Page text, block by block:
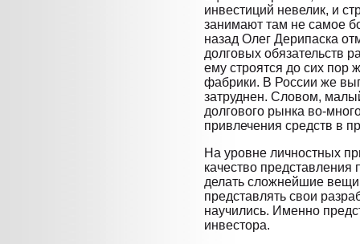
инвестиций невелик, и
занимают там не самое
назад Олег Дерипаска
долговых обязательств
ему строятся до сих пор
фабрики. В России же
затруднен. Словом,
долгового рынка во-
привлечения средств в
На уровне личностных
качество
делать сложнейшие
представлять свои
научились. Именно
инвестора.